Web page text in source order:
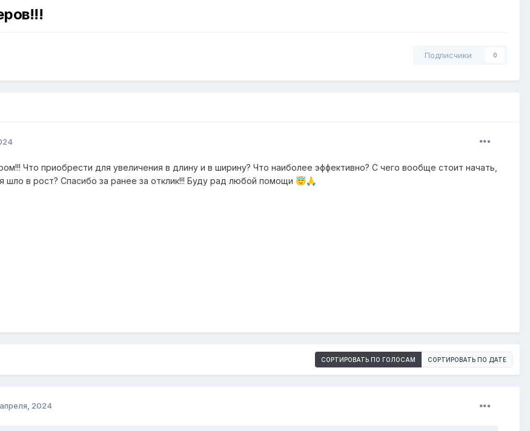
Подписчики 0
Что приобрести для увеличения в длину и в ширину? Что наиболее эффективно? С чего вообще стоит начать,
шло в рост? Спасибо за ранее за отклик!!! Буду рад любой помощи 😇🙏
СОРТИРОВАТЬ ПО ГОЛОСАМ СОРТИРОВАТЬ ПО ДАТЕ
2024